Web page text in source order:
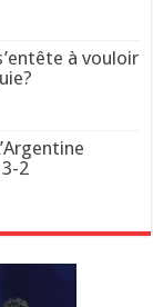
à vouloir
2